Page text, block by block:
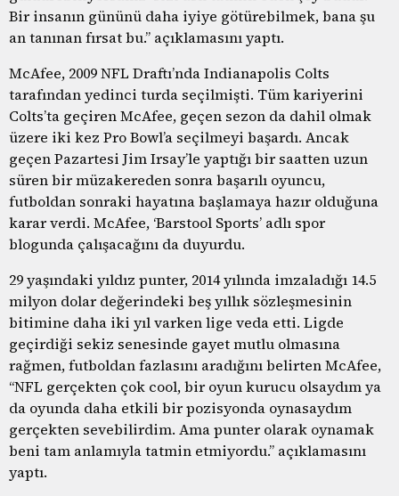
Bir insanın gününü daha iyiye götürebilmek, bana şu
an tanınan fırsat bu.” açıklamasını yaptı.
McAfee, 2009 NFL Draftı’nda Indianapolis Colts
tarafından yedinci turda seçilmişti. Tüm kariyerini
Colts’ta geçiren McAfee, geçen sezon da dahil olmak
üzere iki kez Pro Bowl’a seçilmeyi başardı. Ancak
geçen Pazartesi Jim Irsay’le yaptığı bir saatten uzun
süren bir müzakereden sonra başarılı oyuncu,
futboldan sonraki hayatına başlamaya hazır olduğuna
karar verdi. McAfee, ‘Barstool Sports’ adlı spor
blogunda çalışacağını da duyurdu.
29 yaşındaki yıldız punter, 2014 yılında imzaladığı 14.5
milyon dolar değerindeki beş yıllık sözleşmesinin
bitimine daha iki yıl varken lige veda etti. Ligde
geçirdiği sekiz senesinde gayet mutlu olmasına
rağmen, futboldan fazlasını aradığını belirten McAfee,
“NFL gerçekten çok cool, bir oyun kurucu olsaydım ya
da oyunda daha etkili bir pozisyonda oynasaydım
gerçekten sevebilirdim. Ama punter olarak oynamak
beni tam anlamıyla tatmin etmiyordu.” açıklamasını
yaptı.